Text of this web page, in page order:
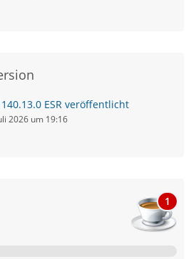
ESR veröffentlicht
2026 um 19:16
1